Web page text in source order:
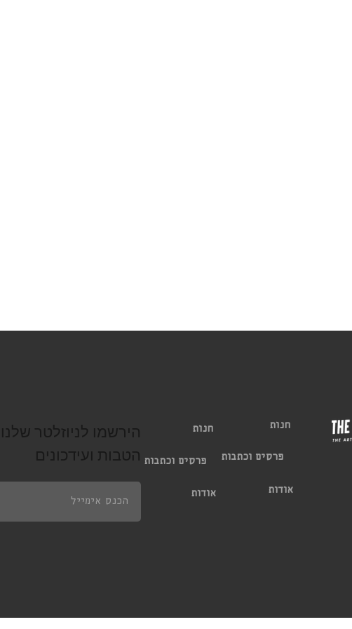
הירשמו לניוזלטר
הטבות ועידכונים
חנות
פרסים וכתבות
אודות
חנות
פרסים וכתבות
אודות